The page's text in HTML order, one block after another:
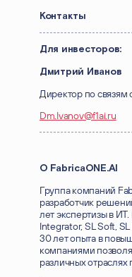
Контакты
Для инвесторов:
Дмитрий Иванов
Директор по связям
Dm.Ivanov@f1ai.ru
О FabricaONE.AI
Группа компаний
разработчик
лет экспертизы в
Integrator, SL Soft,
30 лет опыта в
компаниями
различных